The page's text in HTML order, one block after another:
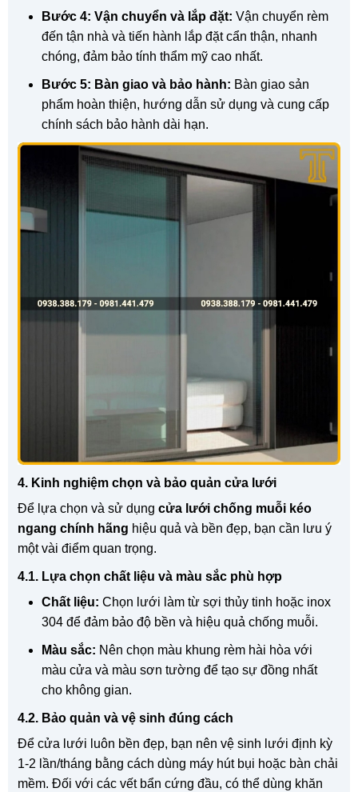
Bước 4: Vận chuyển và lắp đặt: Vận chuyển rèm
đến tận nhà và tiến hành lắp đặt cẩn thận, nhanh
chóng, đảm bảo tính thẩm mỹ cao nhất.
Bước 5: Bàn giao và bảo hành: Bàn giao sản
phẩm hoàn thiện, hướng dẫn sử dụng và cung cấp
chính sách bảo hành dài hạn.
4. Kinh nghiệm chọn và bảo quản cửa lưới
Để lựa chọn và sử dụng cửa lưới chống muỗi kéo
ngang chính hãng hiệu quả và bền đẹp, bạn cần lưu ý
một vài điểm quan trọng.
4.1. Lựa chọn chất liệu và màu sắc phù hợp
Chất liệu: Chọn lưới làm từ sợi thủy tinh hoặc inox
304 để đảm bảo độ bền và hiệu quả chống muỗi.
Màu sắc: Nên chọn màu khung rèm hài hòa với
màu cửa và màu sơn tường để tạo sự đồng nhất
cho không gian.
4.2. Bảo quản và vệ sinh đúng cách
Để cửa lưới luôn bền đẹp, bạn nên vệ sinh lưới định kỳ
1-2 lần/tháng bằng cách dùng máy hút bụi hoặc bàn chải
mềm. Đối với các vết bẩn cứng đầu, có thể dùng khăn